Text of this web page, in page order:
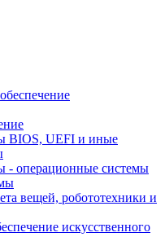
BIOS, UEFI и иные
- операционные системы
вещей, робототехники и
искусственного